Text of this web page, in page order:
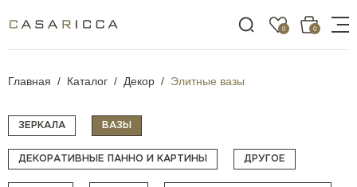
0 0
Главная Каталог Декор Элитные вазы
ЗЕРКАЛА ВАЗЫ
ДЕКОРАТИВНЫЕ ПАННО И КАРТИНЫ ДРУГОЕ